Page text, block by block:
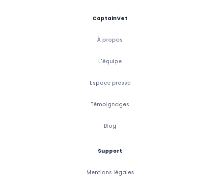
CaptainVet
À propos
L'équipe
Espace presse
Témoignages
Blog
Support
Mentions légales